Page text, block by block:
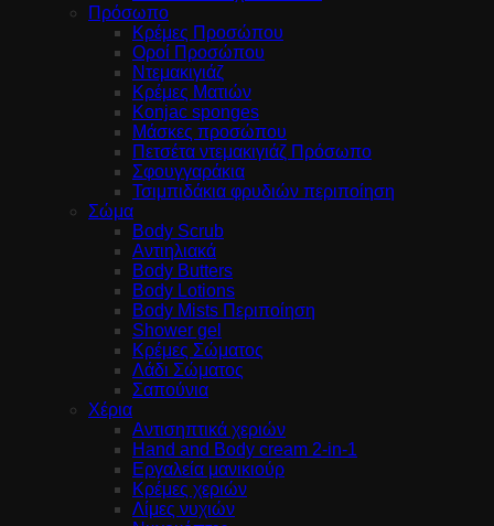
Πρόσωπο
Κρέμες Προσώπου
Οροί Προσώπου
Ντεμακιγιάζ
Κρέμες Ματιών
Konjac sponges
Μάσκες προσώπου
Πετσέτα ντεμακιγιάζ Πρόσωπο
Σφουγγαράκια
Τσιμπιδάκια φρυδιών περιποίηση
Σώμα
Body Scrub
Αντιηλιακά
Body Butters
Body Lotions
Body Mists Περιποίηση
Shower gel
Κρέμες Σώματος
Λάδι Σώματος
Σαπούνια
Χέρια
Αντισηπτικά χεριών
Hand and Body cream 2-in-1
Εργαλεία μανικιούρ
Κρέμες χεριών
Λίμες νυχιών